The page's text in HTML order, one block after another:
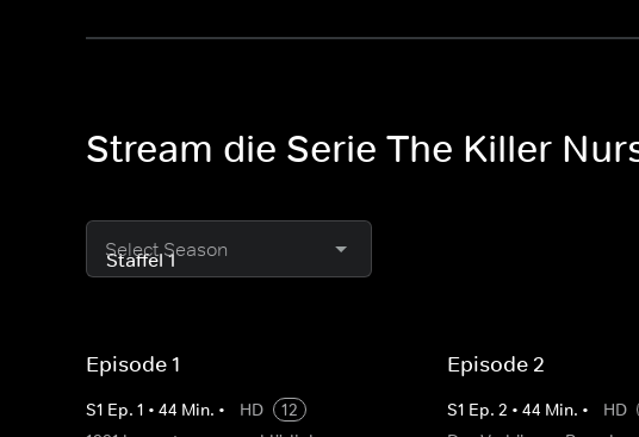
Stream die Serie The Killer
Select Season
Episode 1
S1 Ep. 1 • 44 Min. • HD
12
Episode 2
S1 Ep.2 •44 Min. • HD